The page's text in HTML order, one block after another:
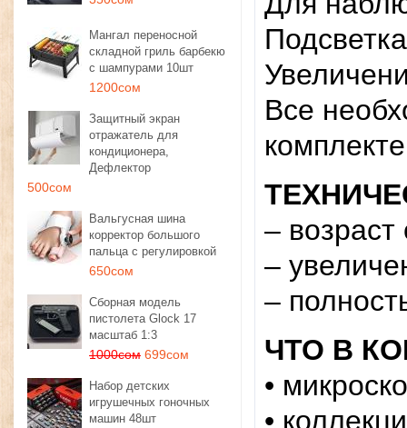
Мангал переносной
складной гриль барбекю
с шампурами 10шт
1200сом
Защитный экран
отражатель для
кондиционера,
Дефлектор
500сом
Вальгусная шина
корректор большого
пальца с регулировкой
650сом
Сборная модель
пистолета Glock 17
масштаб 1:3
1000сом 699сом
Набор детских
игрушечных гоночных
машин 48шт
Подсветка
Все
– возраст
–
–
ЧТО В
•
•